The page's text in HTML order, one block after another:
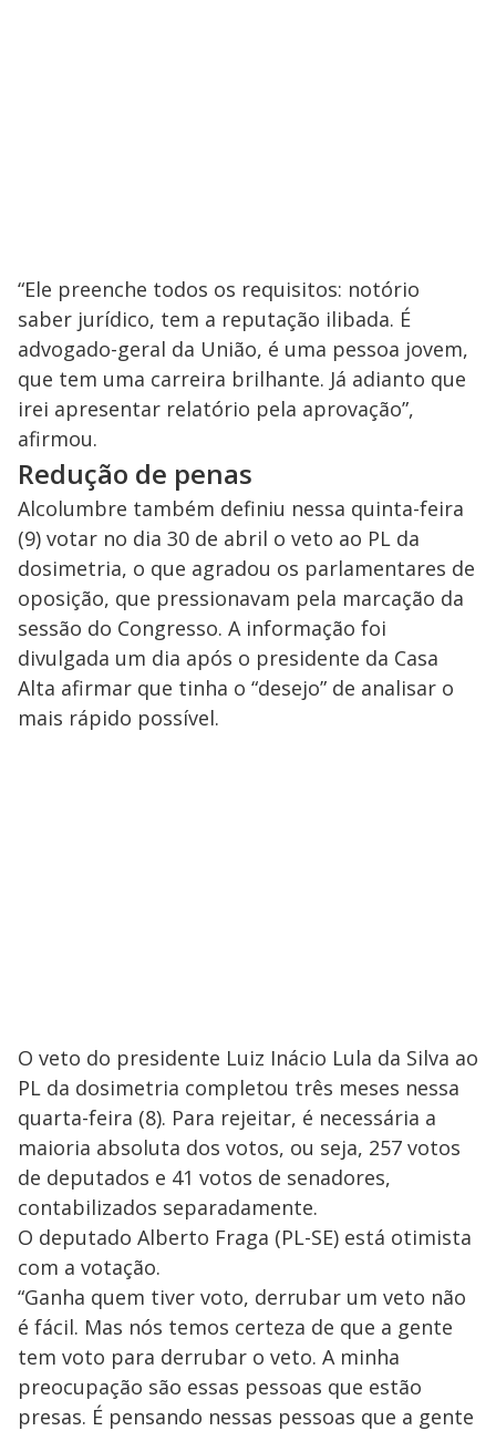
“Ele preenche todos os requisitos: notório
saber jurídico, tem a reputação ilibada. É
advogado-geral da União, é uma pessoa jovem,
que tem uma carreira brilhante. Já adianto que
irei apresentar relatório pela aprovação”,
afirmou.
Redução de penas
Alcolumbre também definiu nessa quinta-feira
(9) votar no dia 30 de abril o veto ao PL da
dosimetria, o que agradou os parlamentares de
oposição, que pressionavam pela marcação da
sessão do Congresso. A informação foi
divulgada um dia após o presidente da Casa
Alta afirmar que tinha o “desejo” de analisar o
mais rápido possível.
O veto do presidente Luiz Inácio Lula da Silva ao
PL da dosimetria completou três meses nessa
quarta-feira (8). Para rejeitar, é necessária a
maioria absoluta dos votos, ou seja, 257 votos
de deputados e 41 votos de senadores,
contabilizados separadamente.
O deputado Alberto Fraga (PL-SE) está otimista
com a votação.
“Ganha quem tiver voto, derrubar um veto não
é fácil. Mas nós temos certeza de que a gente
tem voto para derrubar o veto. A minha
preocupação são essas pessoas que estão
presas. É pensando nessas pessoas que a gente